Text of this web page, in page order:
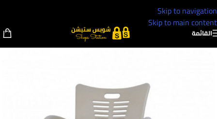
Skip to navigation
Skip to main content
القائمة